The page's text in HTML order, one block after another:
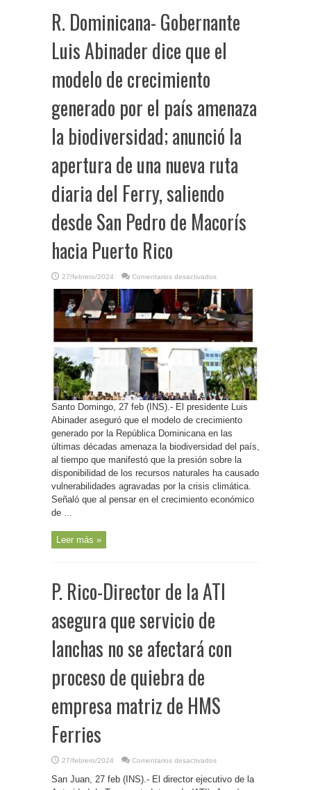
R. Dominicana- Gobernante
Luis Abinader dice que el
modelo de crecimiento
generado por el país amenaza
la biodiversidad; anunció la
apertura de una nueva ruta
diaria del Ferry, saliendo
desde San Pedro de Macorís
hacia Puerto Rico
27/febrero/2024 Comentarios desactivados
Dominicana-
Gobernante
Luis
Abinader
dice
que
modelo
de
crecimiento
generado
por
el
país
amenaza
la
anunció
la
apertura
de
una
nueva
diaria
del
Ferry,
saliendo
Santo Domingo, 27 feb (INS).- El presidente Luis
Abinader aseguró que el modelo de crecimiento
generado por la República Dominicana en las
últimas décadas amenaza la biodiversidad del país,
al tiempo que manifestó que la presión sobre la
disponibilidad de los recursos naturales ha causado
vulnerabilidades agravadas por la crisis climática.
Señaló que al pensar en el crecimiento económico
de ...
Leer más »
P. Rico-Director de la ATI
asegura que servicio de
lanchas no se afectará con
proceso de quiebra de
empresa matriz de HMS
Ferries
27/febrero/2024 Comentarios desactivados
Rico-
Director
San Juan, 27 feb (INS).- El director ejecutivo de la